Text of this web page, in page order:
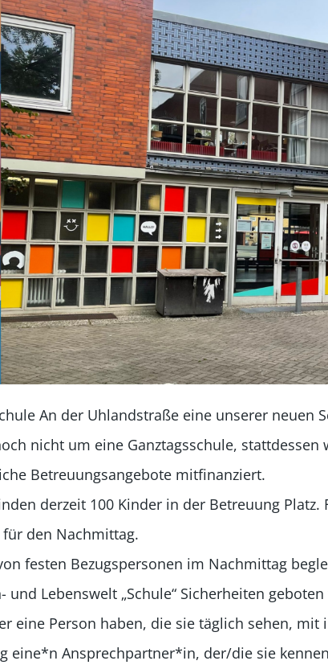
An der Uhlandstraße eine unserer neuen
nicht um eine Ganztagsschule, stattdessen
Betreuungsangebote mitfinanziert.
derzeit 100 Kinder in der Betreuung Platz.
den Nachmittag.
festen Bezugspersonen im Nachmittag
Lebenswelt „Schule“ Sicherheiten
eine Person haben, die sie täglich sehen,
eine*n Ansprechpartner*in, der/die sie